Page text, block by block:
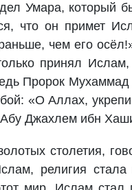
Умара, который
что он примет
чем его
принял
Пророк Мухаммад
«О Аллах,
Джахлем ибн
столетия,
религия стала